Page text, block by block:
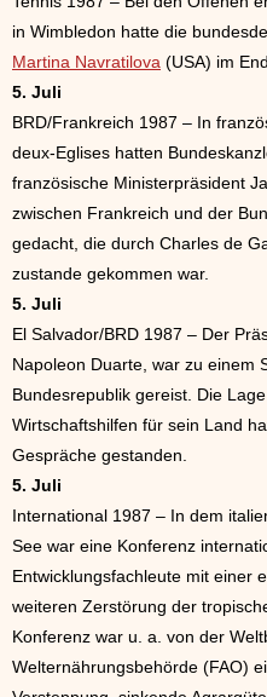
in Wimbledon hatte die
Martina Navratilova (USA) im
5. Juli
BRD/Frankreich 1987 – In
deux-Eglises hatten
französische Ministerpräsident
zwischen Frankreich und der
gedacht, die durch Charles de
zustande gekommen war.
5. Juli
El Salvador/BRD 1987 – Der
Napoleon Duarte, war zu einem
Bundesrepublik gereist. Die
Wirtschaftshilfen für sein Land
Gespräche gestanden.
5. Juli
International 1987 – In dem
See war eine Konferenz
Entwicklungsfachleute mit einer
weiteren Zerstörung der
Konferenz war u. a. von der
Welternährungsbehörde (FAO)